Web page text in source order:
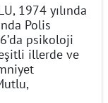
1974 yılında
Polis
psikoloji
illerde ve